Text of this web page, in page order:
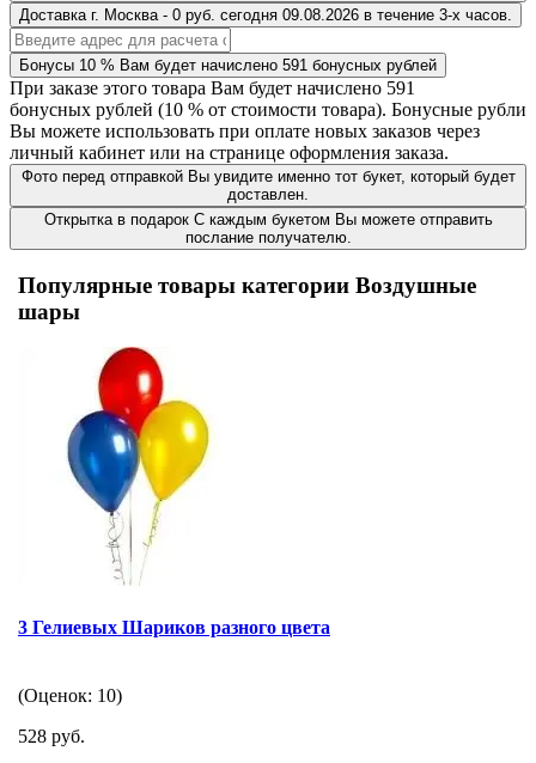
Доставка г. Москва - 0 руб. сегодня 09.08.2026 в течение 3-х часов.
Бонусы 10 % Вам будет начислено 591 бонусных рублей
При заказе этого товара Вам будет начислено 591
бонусных рублей (10 % от стоимости товара). Бонусные рубли
Вы можете использовать при оплате новых заказов через
личный кабинет или на странице оформления заказа.
Фото перед отправкой Вы увидите именно тот букет, который будет
доставлен.
Открытка в подарок С каждым букетом Вы можете отправить
послание получателю.
Популярные товары категории Воздушные
шары
3 Гелиевых Шариков разного цвета
(Оценок: 10)
528 руб.